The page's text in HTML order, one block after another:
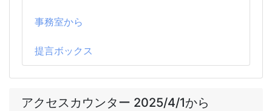
事務室から
提言ボックス
アクセスカウンター 2025/4/1から